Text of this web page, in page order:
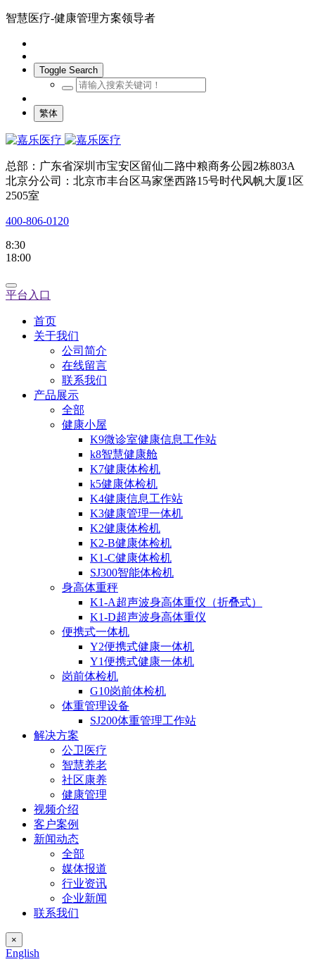
智慧医疗-健康管理方案领导者
Toggle Search
繁体
总部：广东省深圳市宝安区留仙二路中粮商务公园2栋803A
北京分公司：北京市丰台区马家堡西路15号时代风帆大厦1区
2505室
400-806-0120
8:30
18:00
平台入口
首页
关于我们
公司简介
在线留言
联系我们
产品展示
全部
健康小屋
K9微诊室健康信息工作站
k8智慧健康舱
K7健康体检机
k5健康体检机
K4健康信息工作站
K3健康管理一体机
K2健康体检机
K2-B健康体检机
K1-C健康体检机
SJ300智能体检机
身高体重秤
K1-A超声波身高体重仪（折叠式）
K1-D超声波身高体重仪
便携式一体机
Y2便携式健康一体机
Y1便携式健康一体机
岗前体检机
G10岗前体检机
体重管理设备
SJ200体重管理工作站
解决方案
公卫医疗
智慧养老
社区康养
健康管理
视频介绍
客户案例
新闻动态
全部
媒体报道
行业资讯
企业新闻
联系我们
×
English